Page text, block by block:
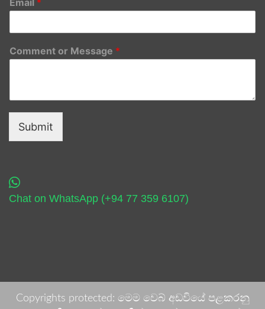
Comment or Message *
Submit
Chat on WhatsApp (+94 77 359 6107)
Copyrights protected: මෙම වෙබ් අඩවියේ පළකරනු